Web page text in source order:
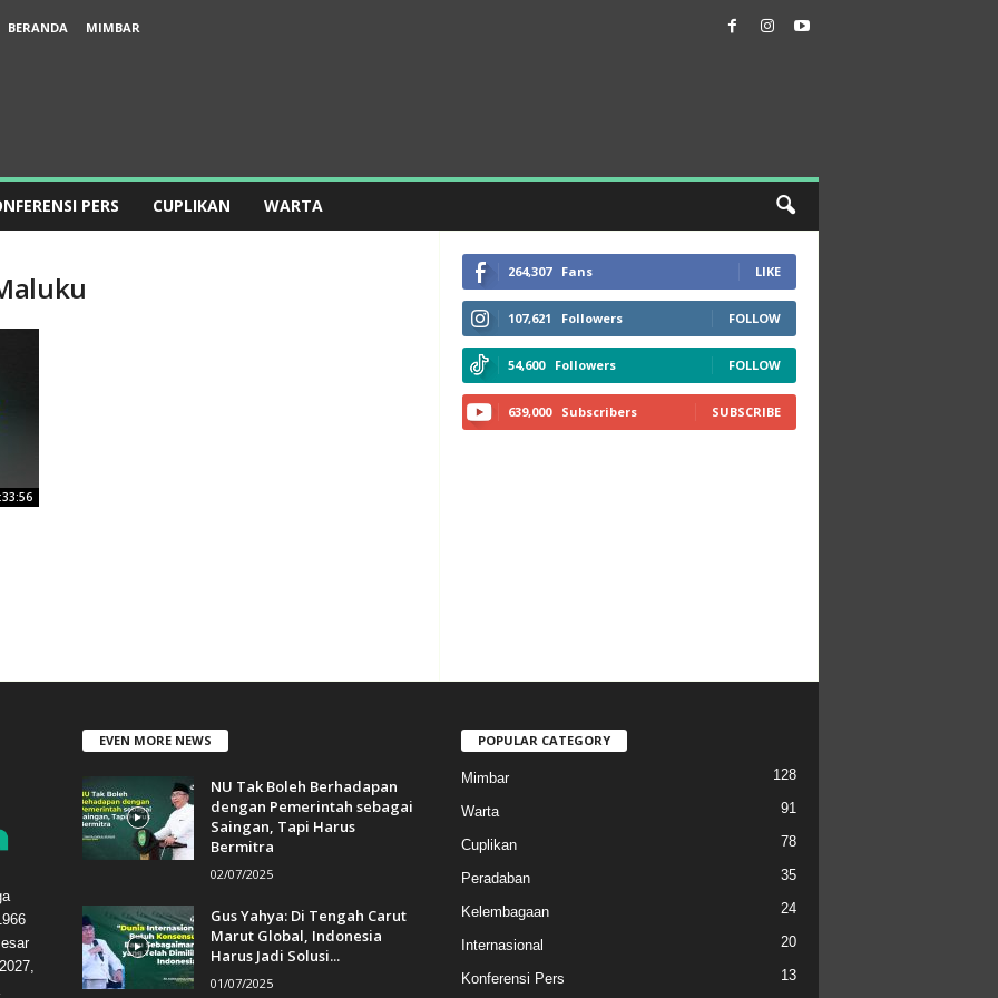
BERANDA
MIMBAR
PERS CUPLIKAN WARTA
264,307 Fans LIKE
107,621 Followers FOLLOW
54,600 Followers FOLLOW
639,000 Subscribers SUBSCRIBE
EVEN MORE NEWS
NU Tak Boleh Berhadapan
dengan Pemerintah sebagai
Saingan, Tapi Harus
Bermitra
02/07/2025
Gus Yahya: Di Tengah Carut
Marut Global, Indonesia
Harus Jadi Solusi...
01/07/2025
POPULAR CATEGORY
Mimbar 128
Warta 91
Cuplikan 78
Peradaban 35
Kelembagaan 24
Internasional 20
Konferensi Pers 13